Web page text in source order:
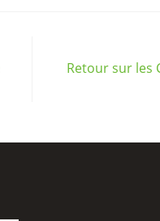
Retour sur les